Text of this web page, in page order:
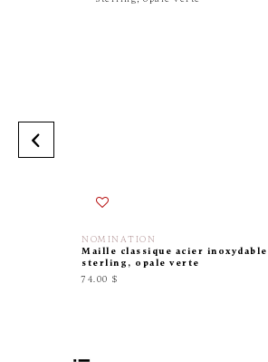
NOMINATION
Maille classique acier
sterling, opale verte
74.00 $